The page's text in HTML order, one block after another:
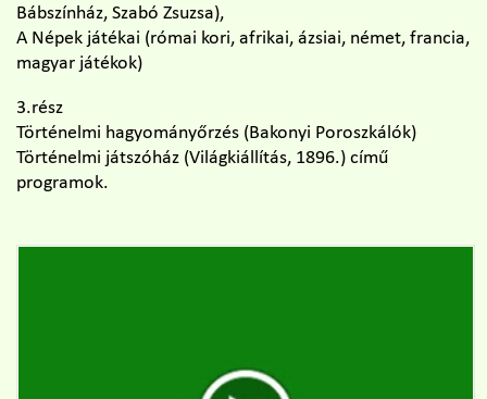
Bábszínház, Szabó Zsuzsa),
A Népek játékai (római kori, afrikai, ázsiai, német, francia,
magyar játékok)
3.rész
Történelmi hagyományőrzés (Bakonyi Poroszkálók)
Történelmi játszóház (Világkiállítás, 1896.) című
programok.